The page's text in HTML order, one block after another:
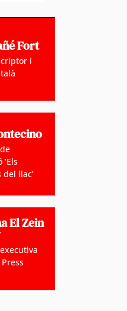
Fort
i
‘Els
llac’
El Zein